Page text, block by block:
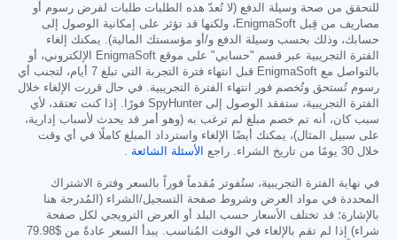
للتحقق من صحة وسيلة الدفع (لا تُعدّ هذه الطلبات طلبات لفرض رسوم أو
مصاريف من قِبل EnigmaSoft، ولكنها قد تؤثر على إمكانية الوصول إلى
حسابك، وذلك بحسب وسيلة الدفع و/أو مؤسستك المالية). يمكنك إلغاء
الفترة التجريبية عبر قسم "حسابي" على موقع EnigmaSoft الإلكتروني، أو
بالتواصل مع EnigmaSoft قبل انتهاء فترة التجربة التي تبلغ 7 أيام، لتجنب أي
رسوم تُستحق وتُخصم فور انتهاء الفترة التجريبية. في حال قررت الإلغاء خلال
الفترة التجريبية، ستفقد الوصول إلى SpyHunter فورًا. إذا كنت تعتقد، لأي
سبب كان، أنه تم خصم مبلغ لم ترغب به (وهو أمر قد يحدث لأسباب إدارية،
على سبيل المثال)، يمكنك أيضًا الإلغاء واسترداد المبلغ كاملًا في أي وقت
خلال 30 يومًا من تاريخ الشراء. راجع
الأسئلة الشائعة .
في نهاية الفترة التجريبية، ستُفوتر مُقدماً فوراً بالسعر وفترة الاشتراك
المحددة في مواد العرض وشروط صفحة التسجيل/الشراء (المُدرجة هنا
بالإشارة؛ قد تختلف الأسعار حسب البلد أو العرض الترويجي لكل صفحة
شراء) إذا لم تقم بالإلغاء في الوقت المُناسب. يبدأ السعر عادةً من $79.98